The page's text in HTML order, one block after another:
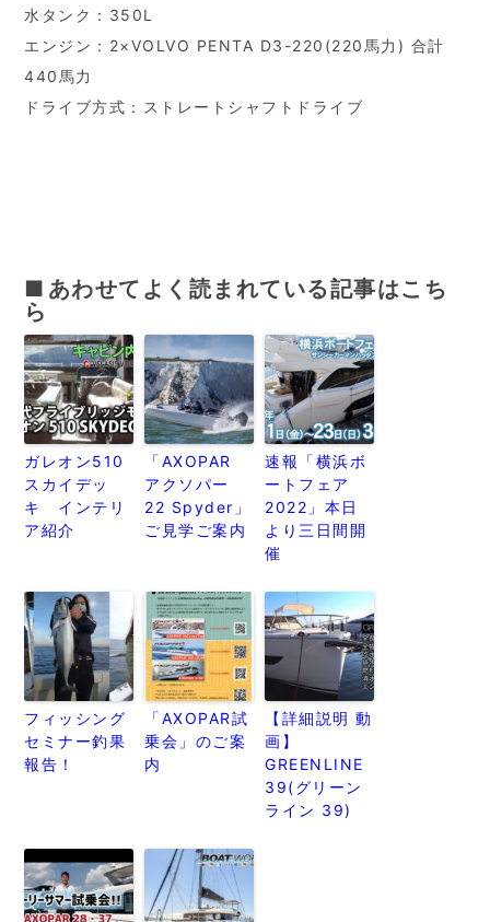
水タンク：350L
エンジン：2×VOLVO PENTA D3-220(220馬力) 合計
440馬力
ドライブ方式：ストレートシャフトドライブ
あわせてよく読まれている記事はこち
ら
ガレオン510
スカイデッ
キ インテリ
ア紹介
「AXOPAR
アクソパー
22 Spyder」
ご見学ご案内
速報「横浜ボ
ートフェア
2022」本日
より三日間開
催
フィッシング
セミナー釣果
報告！
「AXOPAR試
乗会」のご案
内
【詳細説明 動
画】
GREENLINE
39(グリーン
ライン 39)